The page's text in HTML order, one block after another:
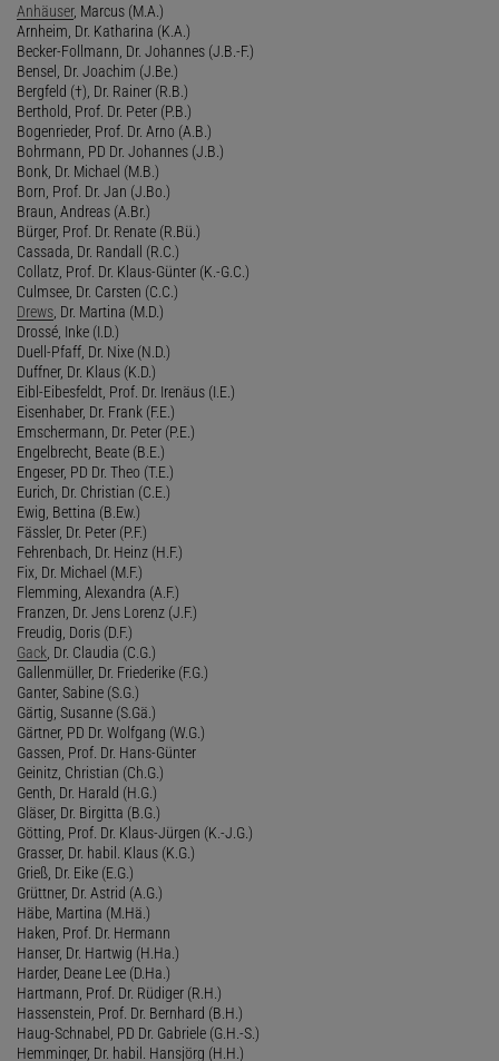
Anhäuser, Marcus (M.A.)
Arnheim, Dr. Katharina (K.A.)
Becker-Follmann, Dr. Johannes (J.B.-F.)
Bensel, Dr. Joachim (J.Be.)
Bergfeld (†), Dr. Rainer (R.B.)
Berthold, Prof. Dr. Peter (P.B.)
Bogenrieder, Prof. Dr. Arno (A.B.)
Bohrmann, PD Dr. Johannes (J.B.)
Bonk, Dr. Michael (M.B.)
Born, Prof. Dr. Jan (J.Bo.)
Braun, Andreas (A.Br.)
Bürger, Prof. Dr. Renate (R.Bü.)
Cassada, Dr. Randall (R.C.)
Collatz, Prof. Dr. Klaus-Günter (K.-G.C.)
Culmsee, Dr. Carsten (C.C.)
Drews , Dr. Martina (M.D.)
Drossé, Inke (I.D.)
Duell-Pfaff, Dr. Nixe (N.D.)
Duffner, Dr. Klaus (K.D.)
Eibl-Eibesfeldt, Prof. Dr. Irenäus (I.E.)
Eisenhaber, Dr. Frank (F.E.)
Emschermann, Dr. Peter (P.E.)
Engelbrecht, Beate (B.E.)
Engeser, PD Dr. Theo (T.E.)
Eurich, Dr. Christian (C.E.)
Ewig, Bettina (B.Ew.)
Fässler, Dr. Peter (P.F.)
Fehrenbach, Dr. Heinz (H.F.)
Fix, Dr. Michael (M.F.)
Flemming, Alexandra (A.F.)
Franzen, Dr. Jens Lorenz (J.F.)
Freudig, Doris (D.F.)
Gack , Dr. Claudia (C.G.)
Gallenmüller, Dr. Friederike (F.G.)
Ganter, Sabine (S.G.)
Gärtig, Susanne (S.Gä.)
Gärtner, PD Dr. Wolfgang (W.G.)
Gassen, Prof. Dr. Hans-Günter
Geinitz, Christian (Ch.G.)
Genth, Dr. Harald (H.G.)
Gläser, Dr. Birgitta (B.G.)
Götting, Prof. Dr. Klaus-Jürgen (K.-J.G.)
Grasser, Dr. habil. Klaus (K.G.)
Grieß, Dr. Eike (E.G.)
Grüttner, Dr. Astrid (A.G.)
Häbe, Martina (M.Hä.)
Haken, Prof. Dr. Hermann
Hanser, Dr. Hartwig (H.Ha.)
Harder, Deane Lee (D.Ha.)
Hartmann, Prof. Dr. Rüdiger (R.H.)
Hassenstein, Prof. Dr. Bernhard (B.H.)
Haug-Schnabel, PD Dr. Gabriele (G.H.-S.)
Hemminger, Dr. habil. Hansjörg (H.H.)